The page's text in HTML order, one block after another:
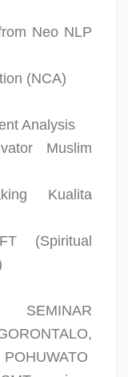
Neo NLP
(NCA)
Analysis
Muslim
Kualita
(Spiritual